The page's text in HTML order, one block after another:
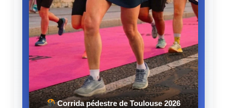
Corrida pédestre de Toulouse 2026